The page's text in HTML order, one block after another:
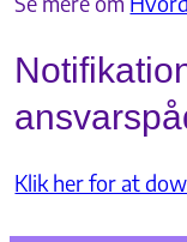
Klik her for at